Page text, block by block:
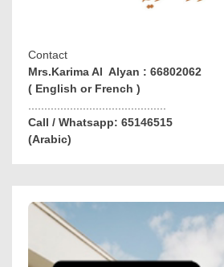
Contact
Mrs.Karima Al Alyan : 66802062
( English or French )
...........................................
Call / Whatsapp: 65146515
(Arabic)